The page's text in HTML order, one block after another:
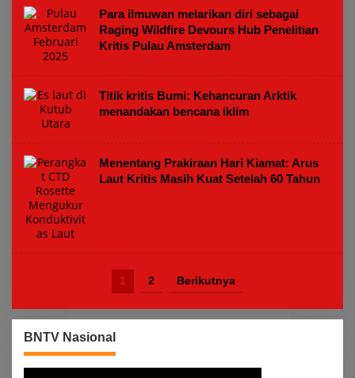
Para ilmuwan melarikan diri sebagai
Raging Wildfire Devours Hub Penelitian
Kritis Pulau Amsterdam
Titik kritis Bumi: Kehancuran Arktik
menandakan bencana iklim
Menentang Prakiraan Hari Kiamat: Arus
Laut Kritis Masih Kuat Setelah 60 Tahun
1 2 Berikutnya
BNTV Nasional